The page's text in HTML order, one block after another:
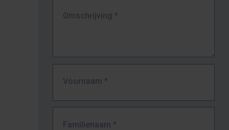
Omschrijving *
Voornaam *
Familienaam *